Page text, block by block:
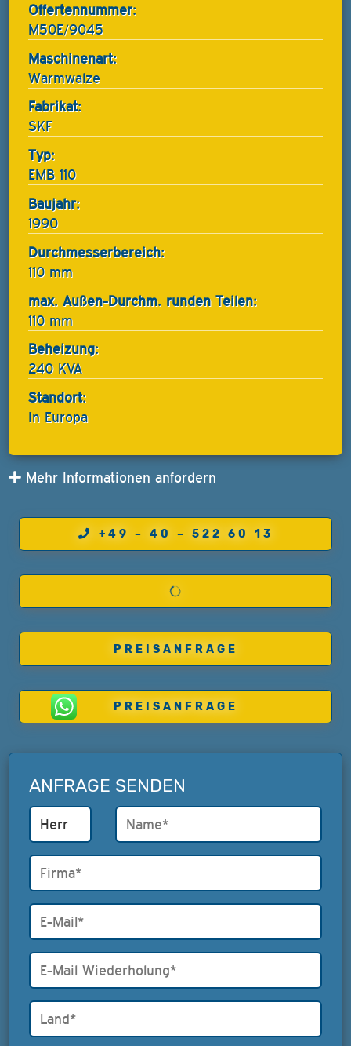
Offertennummer:
M50E/9045
Maschinenart:
Warmwalze
Fabrikat:
SKF
Typ:
EMB 110
Baujahr:
1990
Durchmesserbereich:
110 mm
max. Außen-Durchm. runden Teilen:
110 mm
Beheizung:
240 KVA
Standort:
In Europa
Mehr Informationen anfordern
+49 – 40 – 522 60 13
PREISANFRAGE
PREISANFRAGE
ANFRAGE SENDEN